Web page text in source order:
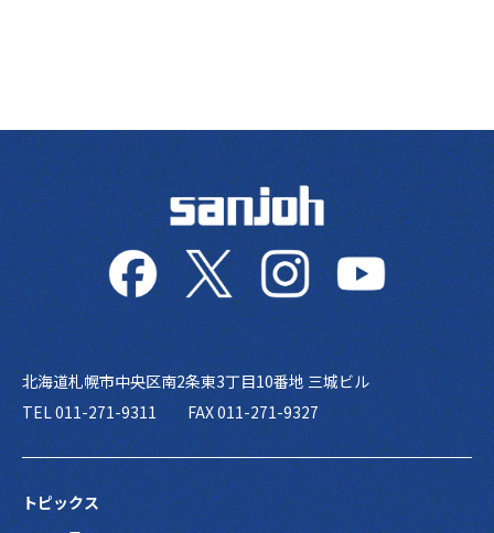
北海道札幌市中央区南2条東3丁目10番地 三城ビル
TEL 011-271-9311
FAX 011-271-9327
トピックス